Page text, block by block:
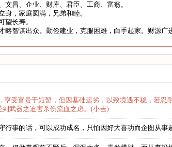
文昌、企业、财库、君臣、工商、富翁。
身，家庭圆满，兄弟和睦。
望长寿。
略智谋出众。勤俭建业，克服困难，白手起家。财源广
亨受富贵于短暂，但因基础运劣，以致境遇不稳，若
武器之迫害杀伤流血之虑。(小吉)
行事的话，可以成功成名，只怕因好大喜功而企图从事